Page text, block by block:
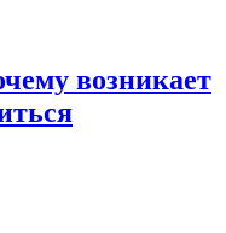
возникает